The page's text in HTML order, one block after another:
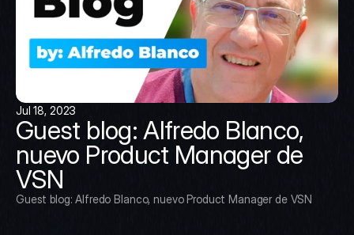
Jul 18, 2023
Guest blog: Alfredo Blanco,
nuevo Product Manager de
VSN
Guest blog: Alfredo Blanco, nuevo Product Manager de VSN